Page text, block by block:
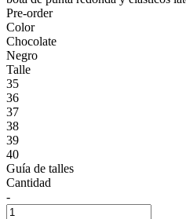
Pre-order
Color
Chocolate
Negro
Talle
35
36
37
38
39
40
Guía de talles
Cantidad
-